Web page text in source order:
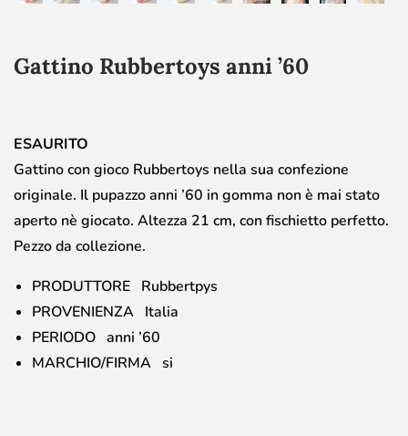
Gattino Rubbertoys anni ’60
ESAURITO
Gattino con gioco Rubbertoys nella sua confezione
originale. Il pupazzo anni ’60 in gomma non è mai stato
aperto nè giocato. Altezza 21 cm, con fischietto perfetto.
Pezzo da collezione.
PRODUTTORE Rubbertpys
PROVENIENZA Italia
PERIODO anni ’60
MARCHIO/FIRMA si